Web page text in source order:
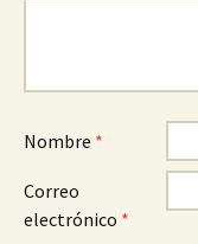
Nombre *
Correo
electrónico *